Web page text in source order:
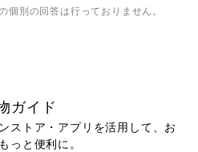
個別の回答は行っておりません。
ガイド
ストア・アプリを活用して、お
っと便利に。